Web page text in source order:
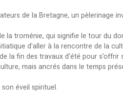
de la Bretagne, un pèlerinage
la troménie, qui signifie le tour du
d'aller à la rencontre de la
la fin des travaux d'été pour s'offrir
mais ancrés dans le temps
éveil spirituel.